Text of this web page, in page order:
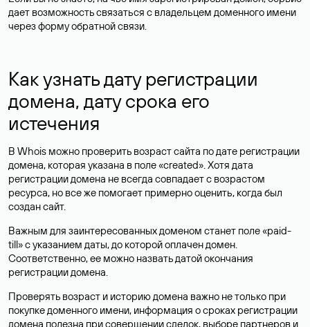
дает возможность связаться с владельцем доменного имени
через форму обратной связи.
Как узнать дату регистрации
домена, дату срока его
истечения
В Whois можно проверить возраст сайта по дате регистрации
домена, которая указана в поле «created». Хотя дата
регистрации домена не всегда совпадает с возрастом
ресурса, но все же помогает примерно оценить, когда был
создан сайт.
Важным для заинтересованных доменом станет поле «paid-
till» с указанием даты, до которой оплачен домен.
Соответственно, ее можно назвать датой окончания
регистрации домена.
Проверять возраст и историю домена важно не только при
покупке доменного имени, информация о сроках регистрации
домена полезна при совершении сделок, выборе партнеров и